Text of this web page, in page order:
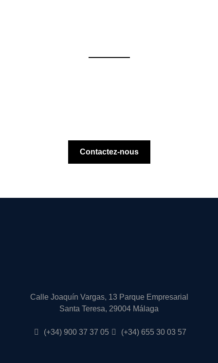
Contactez-nous
Calle Joaquín Vargas, 13 Parque Empresarial
Santa Teresa, 29004 Málaga
(+34) 900 37 37 05 (+34) 655 30 03 57